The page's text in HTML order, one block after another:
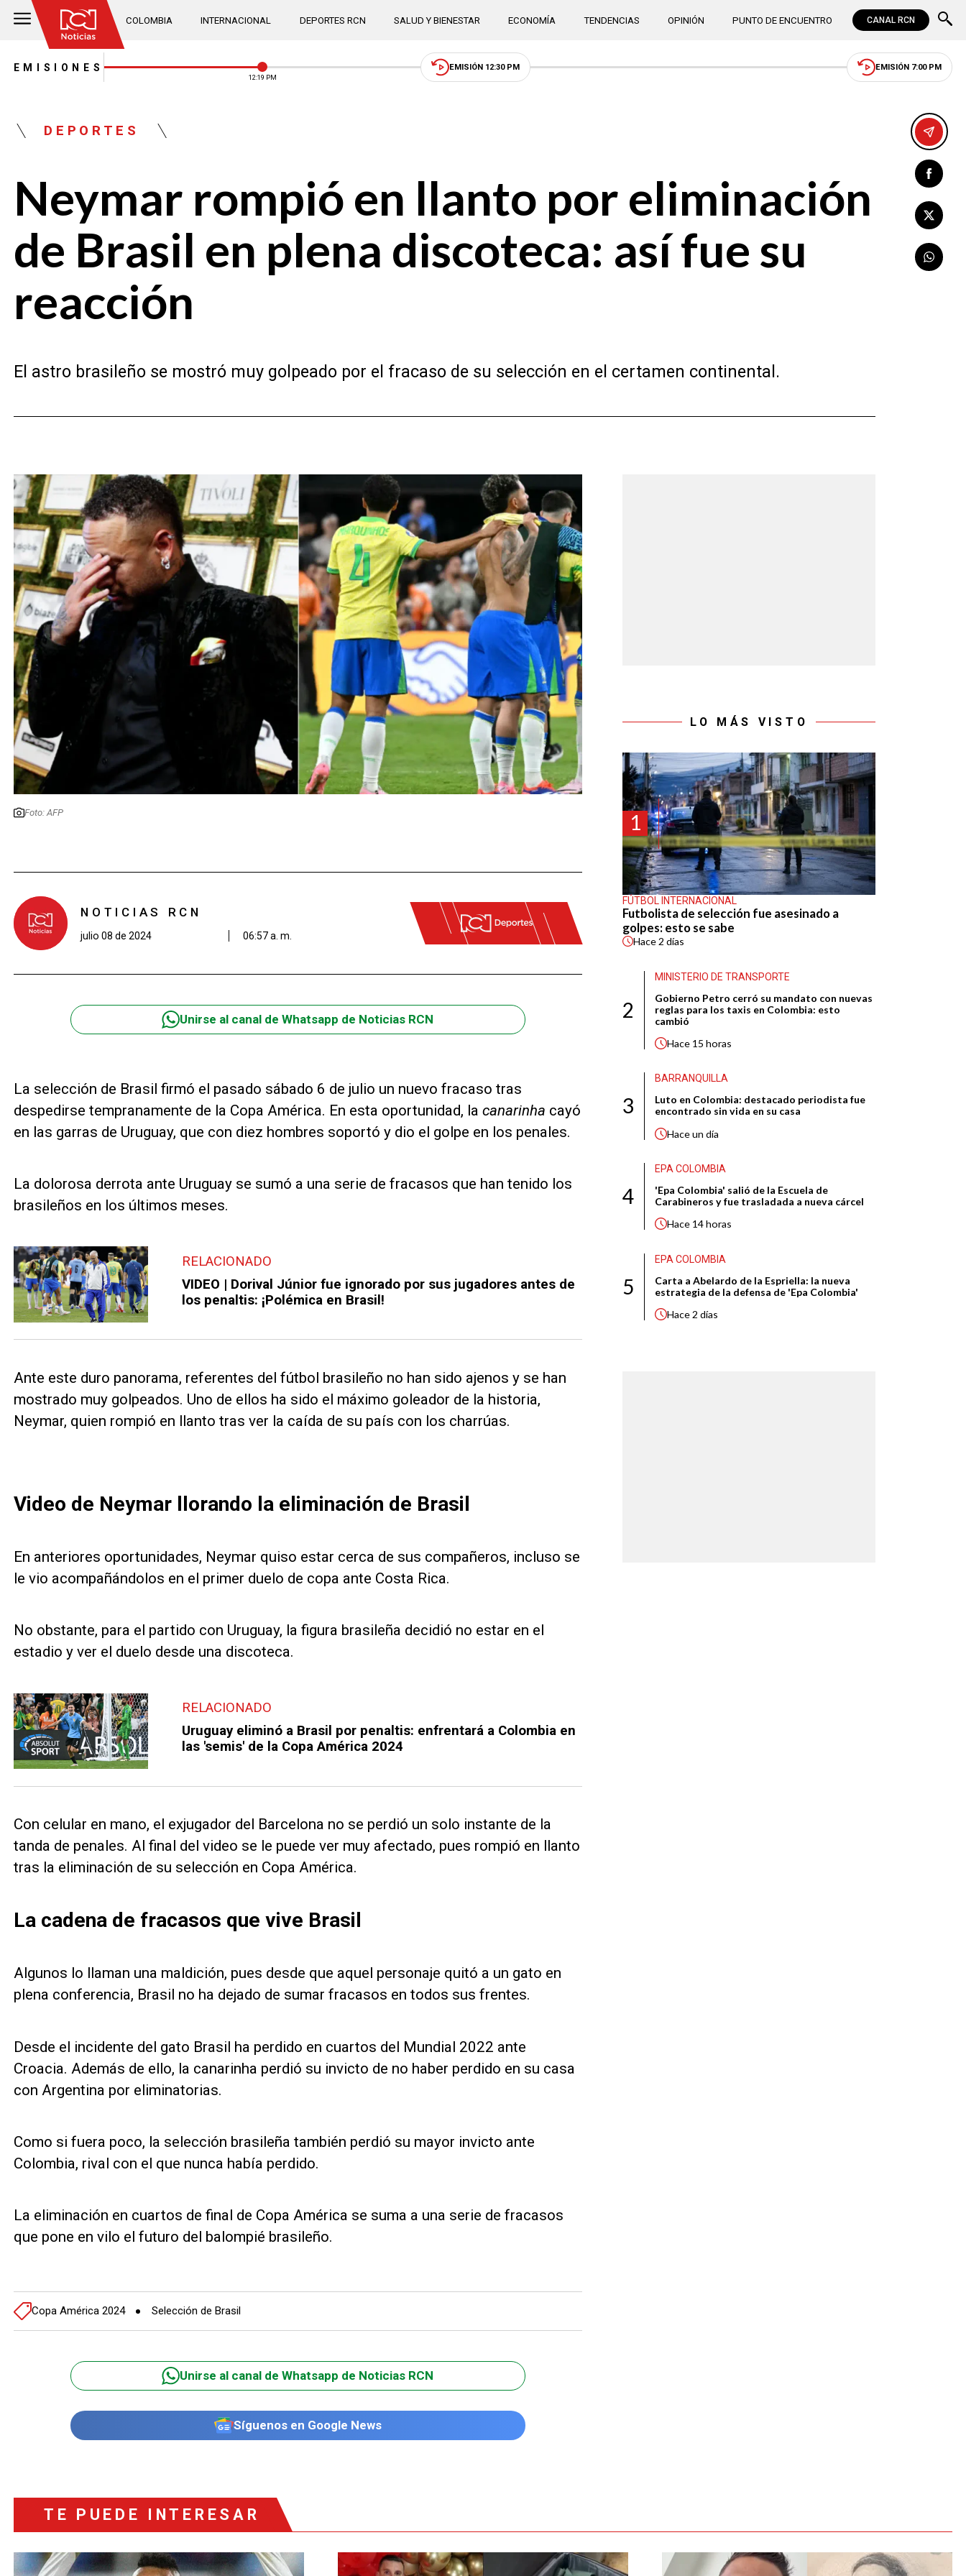
COLOMBIA INTERNACIONAL DEPORTES RCN SALUD Y BIENESTAR ECONOMÍA TENDENCIAS OPINIÓN PUNTO DE ENCUENTRO CANAL RCN
EMISIONES
12:19 PM
EMISIÓN 12:30 PM EMISIÓN 7:00 PM
DEPORTES
Neymar rompió en llanto por eliminación
de Brasil en plena discoteca: así fue su
reacción
El astro brasileño se mostró muy golpeado por el fracaso de su selección en el certamen continental.
Foto: AFP
NOTICIAS RCN
julio 08 de 2024 06:57 a. m.
Unirse al canal de Whatsapp de Noticias RCN
La selección de Brasil firmó el pasado sábado 6 de julio un nuevo fracaso tras
despedirse tempranamente de la Copa América. En esta oportunidad, la canarinha cayó
en las garras de Uruguay, que con diez hombres soportó y dio el golpe en los penales.
La dolorosa derrota ante Uruguay se sumó a una serie de fracasos que han tenido los
brasileños en los últimos meses.
RELACIONADO
VIDEO | Dorival Júnior fue ignorado por sus jugadores antes de
los penaltis: ¡Polémica en Brasil!
Ante este duro panorama, referentes del fútbol brasileño no han sido ajenos y se han
mostrado muy golpeados. Uno de ellos ha sido el máximo goleador de la historia,
Neymar, quien rompió en llanto tras ver la caída de su país con los charrúas.
Video de Neymar llorando la eliminación de Brasil
En anteriores oportunidades, Neymar quiso estar cerca de sus compañeros, incluso se
le vio acompañándolos en el primer duelo de copa ante Costa Rica.
No obstante, para el partido con Uruguay, la figura brasileña decidió no estar en el
estadio y ver el duelo desde una discoteca.
RELACIONADO
Uruguay eliminó a Brasil por penaltis: enfrentará a Colombia en
las 'semis' de la Copa América 2024
Con celular en mano, el exjugador del Barcelona no se perdió un solo instante de la
tanda de penales. Al final del video se le puede ver muy afectado, pues rompió en llanto
tras la eliminación de su selección en Copa América.
La cadena de fracasos que vive Brasil
Algunos lo llaman una maldición, pues desde que aquel personaje quitó a un gato en
plena conferencia, Brasil no ha dejado de sumar fracasos en todos sus frentes.
Desde el incidente del gato Brasil ha perdido en cuartos del Mundial 2022 ante
Croacia. Además de ello, la canarinha perdió su invicto de no haber perdido en su casa
con Argentina por eliminatorias.
Como si fuera poco, la selección brasileña también perdió su mayor invicto ante
Colombia, rival con el que nunca había perdido.
La eliminación en cuartos de final de Copa América se suma a una serie de fracasos
que pone en vilo el futuro del balompié brasileño.
Copa América 2024 Selección de Brasil
Unirse al canal de Whatsapp de Noticias RCN
Síguenos en Google News
LO MÁS VISTO
1
FÚTBOL INTERNACIONAL
Futbolista de selección fue asesinado a
golpes: esto se sabe
Hace2 días
2
MINISTERIO DE TRANSPORTE
Gobierno Petro cerró su mandato con nuevas
reglas para los taxis en Colombia: esto
cambió
Hace 15 horas
3
BARRANQUILLA
Luto en Colombia: destacado periodista fue
encontrado sin vida en su casa
Haceun día
4
EPA COLOMBIA
'Epa Colombia' salió de la Escuela de
Carabineros y fue trasladada a nueva cárcel
Hace 14 horas
5
EPA COLOMBIA
Carta a Abelardo de la Espriella: la nueva
estrategia de la defensa de 'Epa Colombia'
Hace2 días
TE PUEDE INTERESAR